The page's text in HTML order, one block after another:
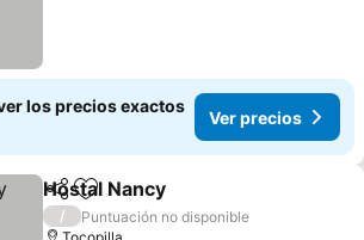
los precios exactos
Ver precios
CompartirAgregar a favoritos
Hostal Nancy
/
Puntuación no disponible